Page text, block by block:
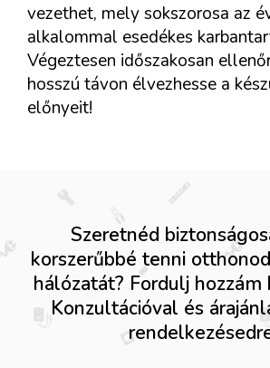
vezethet, mely sokszorosa az
alkalommal esedékes
Végeztesen időszakosan
hosszú távon élvezhesse a
előnyeit!
Szeretnéd
korszerűbbé tenni
hálózatát? Fordulj hozzám
Konzultációval és